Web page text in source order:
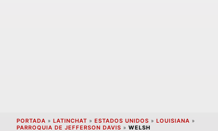
PORTADA » LATINCHAT » ESTADOS UNIDOS » LOUISIANA »
PARROQUIA DE JEFFERSON DAVIS » WELSH